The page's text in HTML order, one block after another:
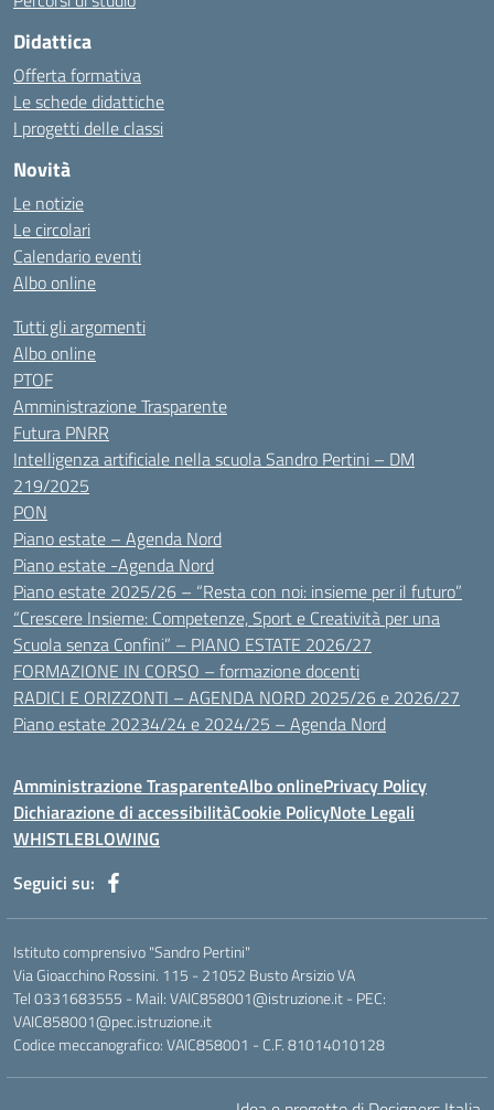
Didattica
Offerta formativa
Le schede didattiche
I progetti delle classi
Novità
Le notizie
Le circolari
Calendario eventi
Albo online
Tutti gli argomenti
Albo online
PTOF
Amministrazione Trasparente
Futura PNRR
Intelligenza artificiale nella scuola Sandro Pertini – DM
219/2025
PON
Piano estate – Agenda Nord
Piano estate -Agenda Nord
Piano estate 2025/26 – “Resta con noi: insieme per il futuro”
“Crescere Insieme: Competenze, Sport e Creatività per una
Scuola senza Confini” – PIANO ESTATE 2026/27
FORMAZIONE IN CORSO – formazione docenti
RADICI E ORIZZONTI – AGENDA NORD 2025/26 e 2026/27
Piano estate 20234/24 e 2024/25 – Agenda Nord
Amministrazione TrasparenteAlbo onlinePrivacy Policy
Dichiarazione di accessibilitàCookie PolicyNote Legali
WHISTLEBLOWING
Seguici su:
Istituto comprensivo "Sandro Pertini"
Via Gioacchino Rossini. 115 - 21052 Busto Arsizio VA
Tel 0331683555 - Mail: VAIC858001@istruzione.it - PEC:
VAIC858001@pec.istruzione.it
Codice meccanografico: VAIC858001 - C.F. 81014010128